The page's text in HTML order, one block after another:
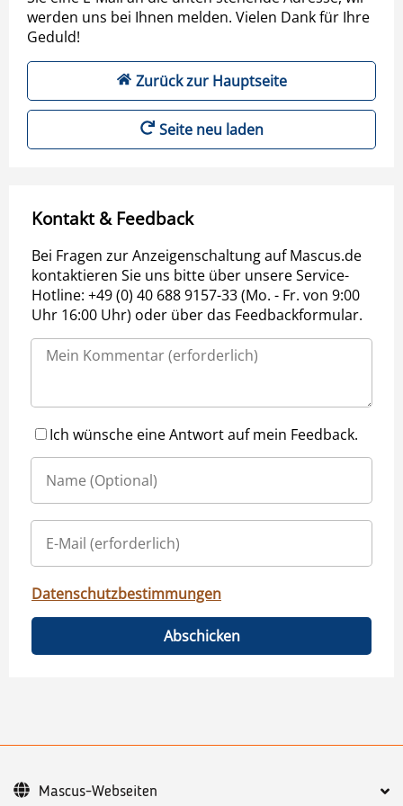
werden uns bei Ihnen melden. Vielen Dank für Ihre
Geduld!
Zurück zur Hauptseite
Seite neu laden
Kontakt & Feedback
Bei Fragen zur Anzeigenschaltung auf Mascus.de
kontaktieren Sie uns bitte über unsere Service-
Hotline: +49 (0) 40 688 9157-33 (Mo. - Fr. von 9:00
Uhr 16:00 Uhr) oder über das Feedbackformular.
Ich wünsche eine Antwort auf mein Feedback.
Datenschutzbestimmungen
Abschicken
Mascus-Webseiten